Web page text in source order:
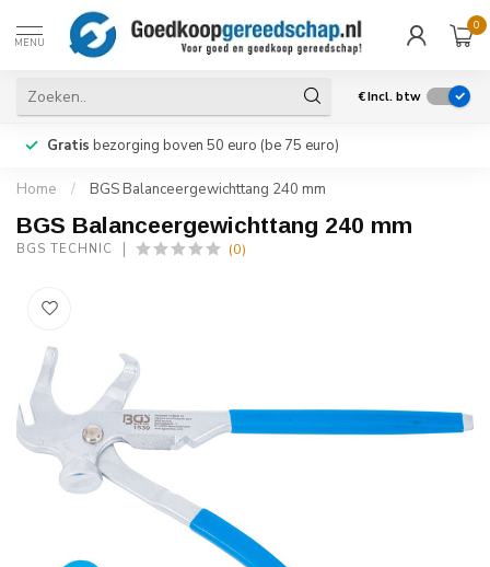
MENU
0
€Incl. btw
Gratis bezorging boven 50 euro (be 75 euro)
Home / BGS Balanceergewichttang 240 mm
BGS Balanceergewichttang 240 mm
BGS TECHNIC (0)